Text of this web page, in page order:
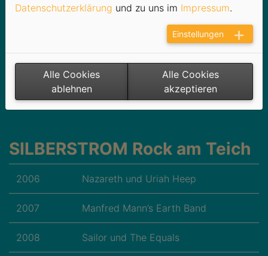
Touch, Anstandslos & Durchgeknallt |
Achim Petry mit Band
Rockpirat, Fux & Hase | 80s express,
Disco Boys | Mazze Wiesner
SILBERSTROM Rock am Teich
2006 Nazareth und Uriah Heep
2007 Manfred Mann’s Earth Band
2008 Sailor und The Equals
Datenschutzerklärung und zu uns im Impressum.
Einstellungen
Alle Cookies
ablehnen
Alle Cookies
akzeptieren